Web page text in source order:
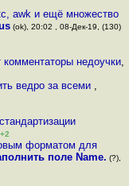
awk и ещё множество
(ok), 20:02 , 08-Дек-19, (130)
комментаторы недоучки,
ведро за всеми ,
+2
форматом для
поле Name. (?),